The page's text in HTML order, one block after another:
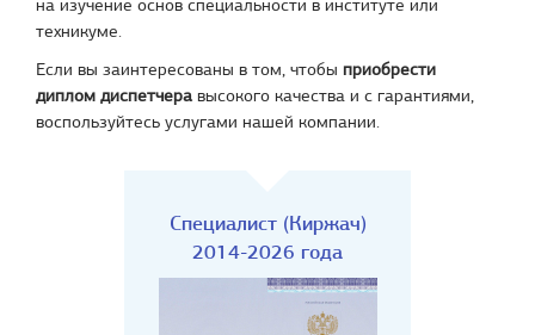
на изучение основ специальности в институте или
техникуме.
Если вы заинтересованы в том, чтобы приобрести
диплом диспетчера высокого качества и с гарантиями,
воспользуйтесь услугами нашей компании.
Специалист (Киржач)
2014-2026 года